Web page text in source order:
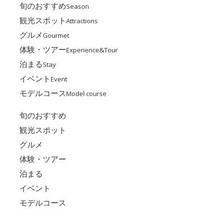
旬のおすすめSeason
観光スポット Attractions
グルメGourmet
体験・ツアーExperience&Tour
泊まるStay
イベント Event
モデルコースModel course
旬のおすすめ
観光スポット
グルメ
体験・ツアー
泊まる
イベント
モデルコース